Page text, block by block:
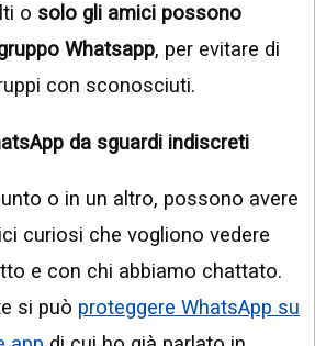
o solo gli amici possono
Whatsapp, per evitare di
con sconosciuti.
da sguardi indiscreti
o in un altro, possono avere
curiosi che vogliono vedere
e con chi abbiamo chattato.
si può proteggere WhatsApp su